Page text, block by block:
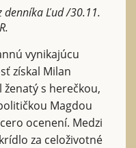
denníka Ľud /30.11.
vynikajúcu
získal Milan
ženatý s herečkou,
Magdou
ocenení. Medzi
za celoživotné